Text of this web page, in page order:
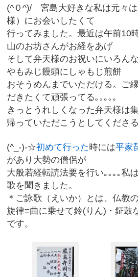
(^０^)/ 宮島大好きな私は元々
様）にお会いしたくて
行ってみました。最近は午前10
山のお坊さんがお経をあげ
そして弁天様のお祝いにいろん
やもみじ饅頭にしゃもじ煎餅
おそうめんまでいただける。ご
だきたくて頑張ってる｡｡｡｡｡
きっとうれしくなった弁天様は
帰っていただこうとしてくださ
(^_-)-☆初めて行った時には平家
があり大勢の僧侶が
大般若経転読法要を行い｡｡｡｡私
歌を聞きました。
＊ご詠歌（えいか）とは、仏教
旋律=曲に乗せて鈴(りん)・鉦鼓
です。